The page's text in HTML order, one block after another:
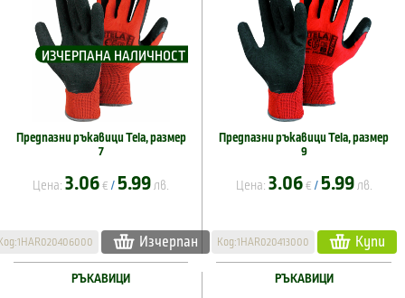
ИЗЧЕРПАНА НАЛИЧНОСТ
Предпазни ръкавици Tela, размер
7
Цена: 3.06 € / 5.99 лв.
Изчерпан
Предпазни ръкавици Tela, размер
9
Цена: 3.06 € / 5.99 лв.
Код:1HAR020413000 Купи
РЪКАВИЦИ РЪКАВИЦИ